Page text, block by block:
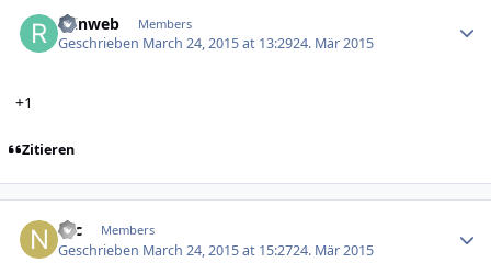
reinweb Members
Geschrieben March 24, 2015 at 13:2924. Mär 2015
+1
Zitieren
Nic Members
Geschrieben March 24, 2015 at 15:2724. Mär 2015